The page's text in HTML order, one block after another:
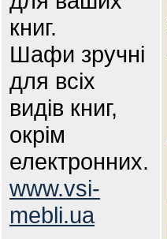
книг.
Шафи зручні
для всіх
видів книг,
окрім
електронних.
www.vsi-
mebli.ua